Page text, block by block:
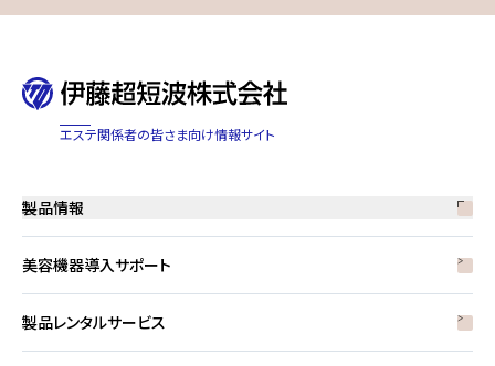
エステ関係者の皆さま向け情報サイト
製品情報
製品一覧
取扱説明書・カタログ ダウンロード
美容機器導入サポート
製品レンタルサービス